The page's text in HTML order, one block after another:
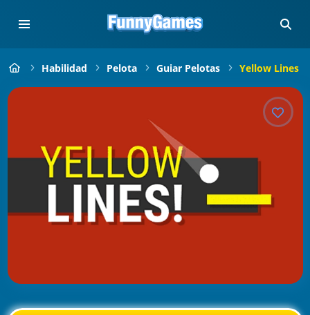
Habilidad Pelota Guiar Pelotas Yellow Lines